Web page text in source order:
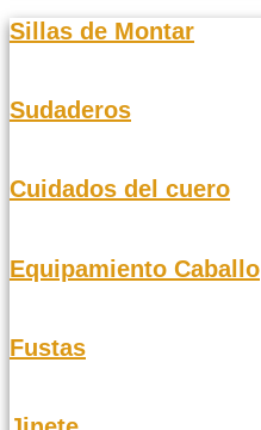
Sillas de Montar
Sudaderos
Cuidados del cuero
Equipamiento Caballo
Fustas